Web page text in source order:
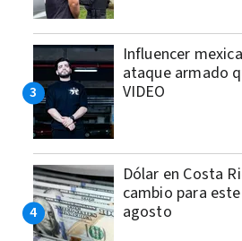
Influencer
ataque armado
VIDEO
Dólar en Costa
cambio para
agosto